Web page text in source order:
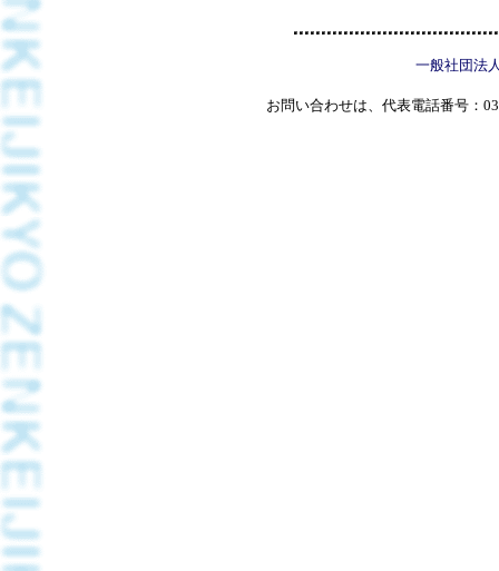
一般社団法
お問い合わせは、代表電話番号：